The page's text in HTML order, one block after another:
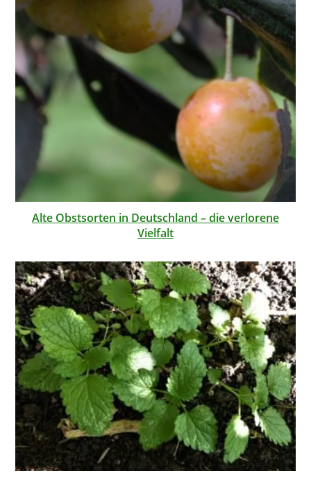
Alte Obstsorten in Deutschland – die verlorene
Vielfalt